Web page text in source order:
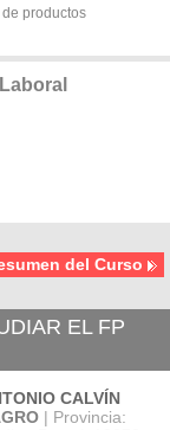
productos
del Curso
EL FP
CALVÍN
| Provincia: